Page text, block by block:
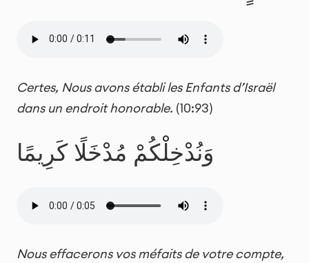
Certes, Nous avons établi les Enfants d’Israël
dans un endroit honorable. (10:93)
وَنُدْخِلْكُمْ مُدْخَلًا كَرِيمًا
Nous effacerons vos méfaits de votre compte,